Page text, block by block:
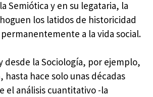
Semiótica y en su legataria, la
los latidos de historicidad
a la vida social.
desde la Sociología, por ejemplo,
hace solo unas décadas
el análisis cuantitativo -la